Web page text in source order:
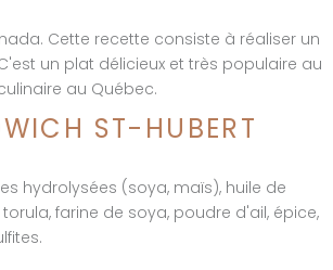
Cette recette consiste à réaliser un
un plat délicieux et très populaire au
au Québec.
ST-HUBERT
hydrolysées (soya, maïs), huile de
farine de soya, poudre d'ail, épice,